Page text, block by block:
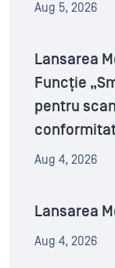
Aug 5, 2026
Lansarea
Funcție
pentru
Aug 4, 2026
Lansarea
Aug 4, 2026